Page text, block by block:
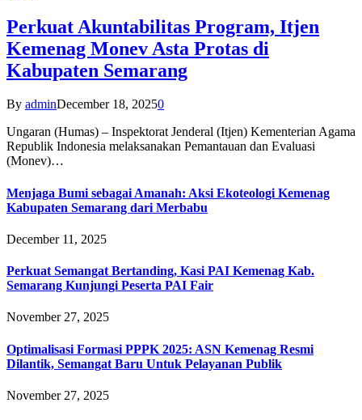
Perkuat Akuntabilitas Program, Itjen
Kemenag Monev Asta Protas di
Kabupaten Semarang
By adminDecember 18, 20250
Ungaran (Humas) – Inspektorat Jenderal (Itjen) Kementerian Agama
Republik Indonesia melaksanakan Pemantauan dan Evaluasi
(Monev)…
Menjaga Bumi sebagai Amanah: Aksi Ekoteologi Kemenag
Kabupaten Semarang dari Merbabu
December 11, 2025
Perkuat Semangat Bertanding, Kasi PAI Kemenag Kab.
Semarang Kunjungi Peserta PAI Fair
November 27, 2025
Optimalisasi Formasi PPPK 2025: ASN Kemenag Resmi
Dilantik, Semangat Baru Untuk Pelayanan Publik
November 27, 2025